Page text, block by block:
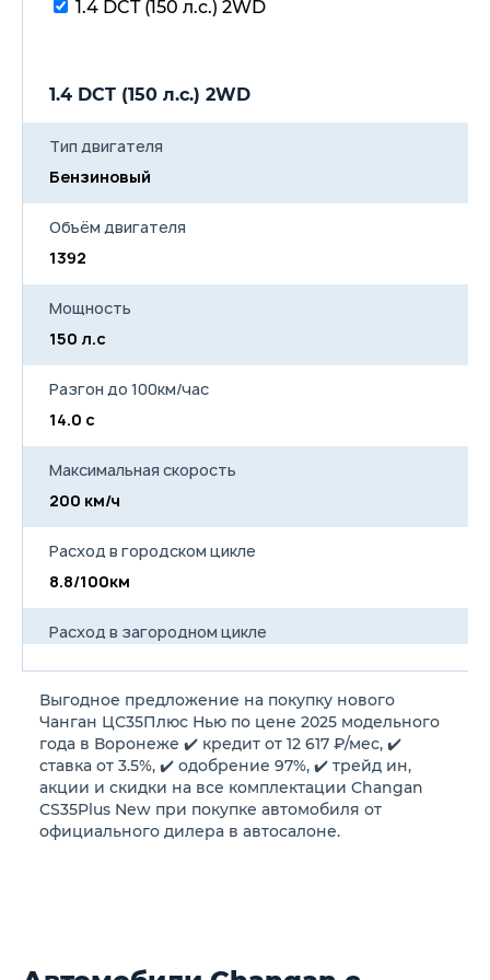
Электрообогрев ветрового
блокировка руля
Электронная система
помощи при спускее (HDC)
удержания автомобиля
(AUTOHOLD)
торможения (DBF)
Электронный стояночный
тормоз
Ассистент парковки с
задними датчиками,
информированием
Камера заднего вида
Центральный замок с
дистанционным
управлением
Интеллектуальный (SMART)
ключ с функциями
дистанционного
управления
Система бесключевого
запуска двигателя
двигателя
Система поиска автомобиля
на парковке
Электрорегулировка и
подогрев наружных зеркал
заднего вида
Датчик освещенности
Климат-контроль с PM0.1
фильтром и функцией
ионизации воздуха
1.4 DCT (150 л.с.) 2WD
1.4 DCT (150 л.с.) 2WD
Тип двигателя
Бензиновый
Объём двигателя
1392
Мощность
150 л.с
Разгон до 100км/час
14.0 с
Максимальная скорость
200 км/ч
Расход в городском цикле
8.8/100км
Расход в загородном цикле
Расход в смешанном цикле
6.4/100км
Объем топливного бака
52 л
Выгодное предложение на покупку нового
Чанган ЦС35Плюс Нью по цене 2025 модельного
года в Воронеже ✔️ кредит от 12 617 ₽/мес, ✔️
ставка от 3.5%, ✔️ одобрение 97%, ✔️ трейд ин,
акции и скидки на все комплектации Changan
CS35Plus New при покупке автомобиля от
официального дилера в автосалоне.